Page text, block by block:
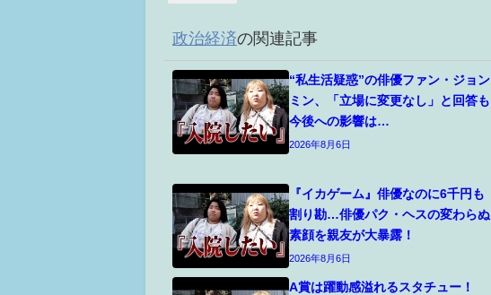
政治経済の関連記事
“私生活疑惑”の俳優ファン・ジョン
ミン、「立場に変更なし」と回答も
今後への影響は…
2026年8月6日
『イカゲーム』俳優なのに6千円も
割り勘…俳優パク・ヘスの変わらぬ
素顔を親友が大暴露！
2026年8月6日
A賞は躍動感溢れるスタチュー！